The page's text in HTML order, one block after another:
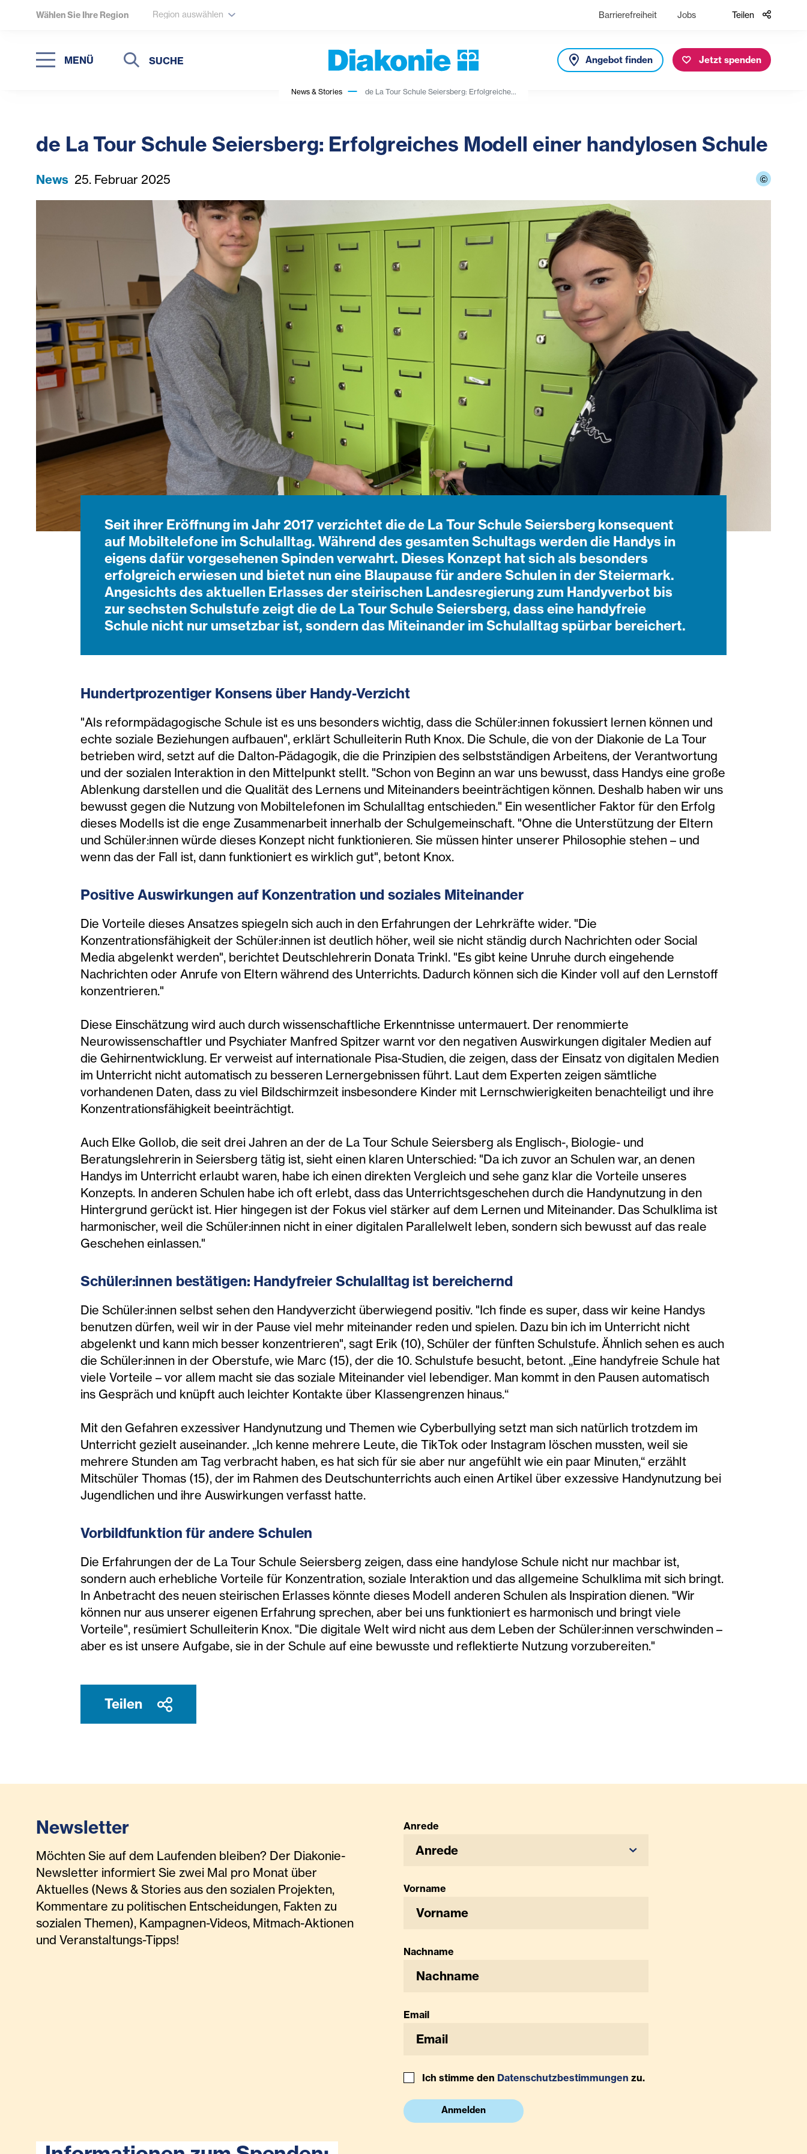
Wählen Sie Ihre Region Region auswählen Barrierefreiheit Jobs Teilen
MENÜ
Suche
Suche
Angebot finden Jetzt spenden
News & Stories de La Tour Schule Seiersberg: Erfolgreiche...
de La Tour Schule Seiersberg: Erfolgreiches Modell einer handylosen Schule
News 25. Februar 2025 ©
Seit ihrer Eröffnung im Jahr 2017 verzichtet die de La Tour Schule Seiersberg konsequent
auf Mobiltelefone im Schulalltag. Während des gesamten Schultags werden die Handys in
eigens dafür vorgesehenen Spinden verwahrt. Dieses Konzept hat sich als besonders
erfolgreich erwiesen und bietet nun eine Blaupause für andere Schulen in der Steiermark.
Angesichts des aktuellen Erlasses der steirischen Landesregierung zum Handyverbot bis
zur sechsten Schulstufe zeigt die de La Tour Schule Seiersberg, dass eine handyfreie
Schule nicht nur umsetzbar ist, sondern das Miteinander im Schulalltag spürbar bereichert.
Hundertprozentiger Konsens über Handy-Verzicht
"Als reformpädagogische Schule ist es uns besonders wichtig, dass die Schüler:innen fokussiert lernen können und
echte soziale Beziehungen aufbauen", erklärt Schulleiterin Ruth Knox. Die Schule, die von der Diakonie de La Tour
betrieben wird, setzt auf die Dalton-Pädagogik, die die Prinzipien des selbstständigen Arbeitens, der Verantwortung
und der sozialen Interaktion in den Mittelpunkt stellt. "Schon von Beginn an war uns bewusst, dass Handys eine große
Ablenkung darstellen und die Qualität des Lernens und Miteinanders beeinträchtigen können. Deshalb haben wir uns
bewusst gegen die Nutzung von Mobiltelefonen im Schulalltag entschieden." Ein wesentlicher Faktor für den Erfolg
dieses Modells ist die enge Zusammenarbeit innerhalb der Schulgemeinschaft. "Ohne die Unterstützung der Eltern
und Schüler:innen würde dieses Konzept nicht funktionieren. Sie müssen hinter unserer Philosophie stehen – und
wenn das der Fall ist, dann funktioniert es wirklich gut", betont Knox.
Positive Auswirkungen auf Konzentration und soziales Miteinander
Die Vorteile dieses Ansatzes spiegeln sich auch in den Erfahrungen der Lehrkräfte wider. "Die
Konzentrationsfähigkeit der Schüler:innen ist deutlich höher, weil sie nicht ständig durch Nachrichten oder Social
Media abgelenkt werden", berichtet Deutschlehrerin Donata Trinkl. "Es gibt keine Unruhe durch eingehende
Nachrichten oder Anrufe von Eltern während des Unterrichts. Dadurch können sich die Kinder voll auf den Lernstoff
konzentrieren."
Diese Einschätzung wird auch durch wissenschaftliche Erkenntnisse untermauert. Der renommierte
Neurowissenschaftler und Psychiater Manfred Spitzer warnt vor den negativen Auswirkungen digitaler Medien auf
die Gehirnentwicklung. Er verweist auf internationale Pisa-Studien, die zeigen, dass der Einsatz von digitalen Medien
im Unterricht nicht automatisch zu besseren Lernergebnissen führt. Laut dem Experten zeigen sämtliche
vorhandenen Daten, dass zu viel Bildschirmzeit insbesondere Kinder mit Lernschwierigkeiten benachteiligt und ihre
Konzentrationsfähigkeit beeinträchtigt.
Auch Elke Gollob, die seit drei Jahren an der de La Tour Schule Seiersberg als Englisch-, Biologie- und
Beratungslehrerin in Seiersberg tätig ist, sieht einen klaren Unterschied: "Da ich zuvor an Schulen war, an denen
Handys im Unterricht erlaubt waren, habe ich einen direkten Vergleich und sehe ganz klar die Vorteile unseres
Konzepts. In anderen Schulen habe ich oft erlebt, dass das Unterrichtsgeschehen durch die Handynutzung in den
Hintergrund gerückt ist. Hier hingegen ist der Fokus viel stärker auf dem Lernen und Miteinander. Das Schulklima ist
harmonischer, weil die Schüler:innen nicht in einer digitalen Parallelwelt leben, sondern sich bewusst auf das reale
Geschehen einlassen."
Schüler:innen bestätigen: Handyfreier Schulalltag ist bereichernd
Die Schüler:innen selbst sehen den Handyverzicht überwiegend positiv. "Ich finde es super, dass wir keine Handys
benutzen dürfen, weil wir in der Pause viel mehr miteinander reden und spielen. Dazu bin ich im Unterricht nicht
abgelenkt und kann mich besser konzentrieren", sagt Erik (10), Schüler der fünften Schulstufe. Ähnlich sehen es auch
die Schüler:innen in der Oberstufe, wie Marc (15), der die 10. Schulstufe besucht, betont. „Eine handyfreie Schule hat
viele Vorteile – vor allem macht sie das soziale Miteinander viel lebendiger. Man kommt in den Pausen automatisch
ins Gespräch und knüpft auch leichter Kontakte über Klassengrenzen hinaus.“
Mit den Gefahren exzessiver Handynutzung und Themen wie Cyberbullying setzt man sich natürlich trotzdem im
Unterricht gezielt auseinander. „Ich kenne mehrere Leute, die TikTok oder Instagram löschen mussten, weil sie
mehrere Stunden am Tag verbracht haben, es hat sich für sie aber nur angefühlt wie ein paar Minuten,“ erzählt
Mitschüler Thomas (15), der im Rahmen des Deutschunterrichts auch einen Artikel über exzessive Handynutzung bei
Jugendlichen und ihre Auswirkungen verfasst hatte.
Vorbildfunktion für andere Schulen
Die Erfahrungen der de La Tour Schule Seiersberg zeigen, dass eine handylose Schule nicht nur machbar ist,
sondern auch erhebliche Vorteile für Konzentration, soziale Interaktion und das allgemeine Schulklima mit sich bringt.
In Anbetracht des neuen steirischen Erlasses könnte dieses Modell anderen Schulen als Inspiration dienen. "Wir
können nur aus unserer eigenen Erfahrung sprechen, aber bei uns funktioniert es harmonisch und bringt viele
Vorteile", resümiert Schulleiterin Knox. "Die digitale Welt wird nicht aus dem Leben der Schüler:innen verschwinden –
aber es ist unsere Aufgabe, sie in der Schule auf eine bewusste und reflektierte Nutzung vorzubereiten."
Teilen
Newsletter
Möchten Sie auf dem Laufenden bleiben? Der Diakonie-
Newsletter informiert Sie zwei Mal pro Monat über
Aktuelles (News & Stories aus den sozialen Projekten,
Kommentare zu politischen Entscheidungen, Fakten zu
sozialen Themen), Kampagnen-Videos, Mitmach-Aktionen
und Veranstaltungs-Tipps!
Anrede
Anrede
Vorname
Nachname
Email
Ich stimme den Datenschutzbestimmungen zu.
Anmelden